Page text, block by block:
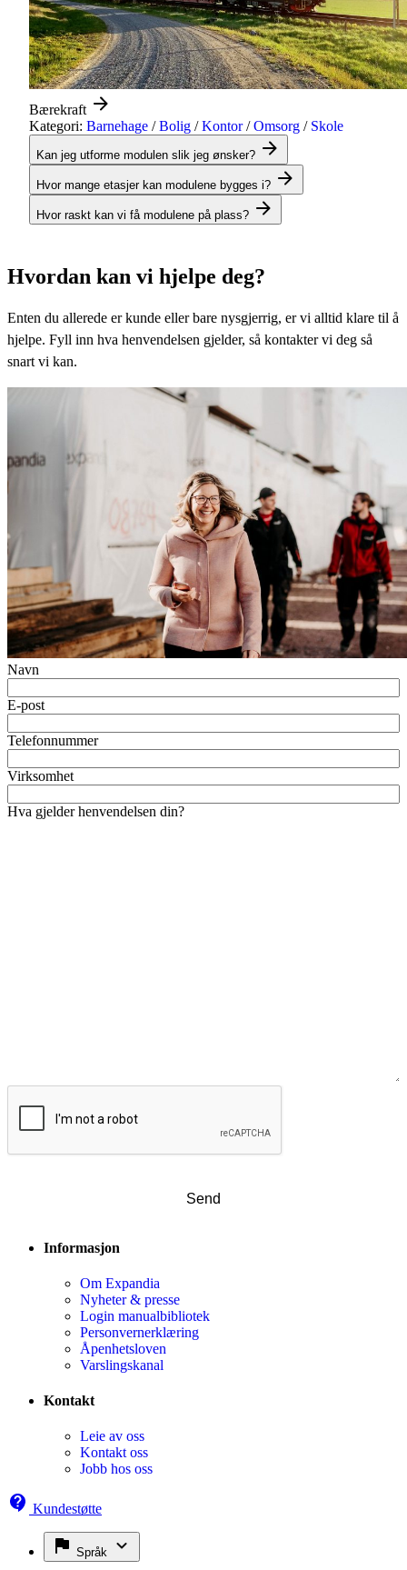
Bærekraft
Kategori: Barnehage / Bolig / Kontor / Omsorg / Skole
Kan jeg utforme modulen slik jeg ønsker?
Hvor mange etasjer kan modulene bygges i?
Hvor raskt kan vi få modulene på plass?
Hvordan kan vi hjelpe deg?
Enten du allerede er kunde eller bare nysgjerrig, er vi alltid klare til å
hjelpe. Fyll inn hva henvendelsen gjelder, så kontakter vi deg så
snart vi kan.
Navn
E-post
Telefonnummer
Virksomhet
Hva gjelder henvendelsen din?
CAPTCHA
Informasjon
Om Expandia
Nyheter & presse
Login manualbibliotek
Personvernerklæring
Åpenhetsloven
Varslingskanal
Kontakt
Leie av oss
Kontakt oss
Jobb hos oss
Kundestøtte
Språk